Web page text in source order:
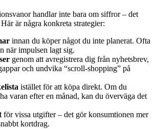
handlar inte bara om siffror – det
är några konkreta strategier:
innan du köper något du inte planerat. Ofta
när impulsen lagt sig.
genom att avregistrera dig från nyhetsbrev,
och undvika “scroll-shopping” på
istället för att köpa direkt. Om du
varan efter en månad, kan du överväga det
för vissa utgifter – det gör konsumtionen mer
kortdrag.